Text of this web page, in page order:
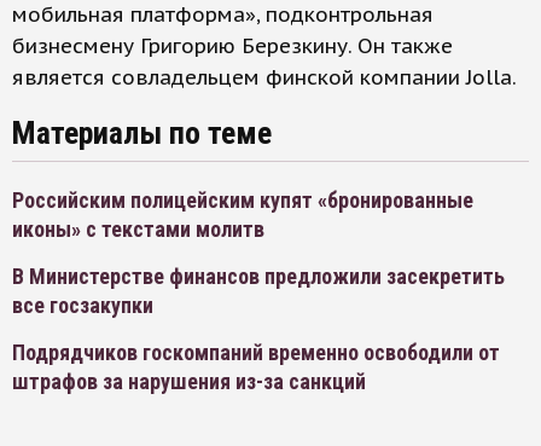
мобильная платформа», подконтрольная
бизнесмену Григорию Березкину. Он также
является совладельцем финской компании Jolla.
Материалы по теме
Российским полицейским купят «бронированные
иконы» с текстами молитв
В Министерстве финансов предложили засекретить
все госзакупки
Подрядчиков госкомпаний временно освободили от
штрафов за нарушения из-за санкций